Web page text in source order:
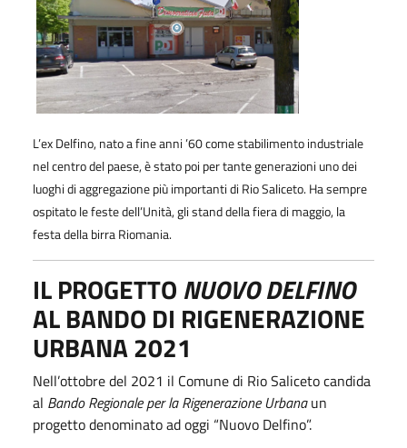
L’ex Delfino, nato a fine anni ’60 come stabilimento industriale
nel centro del paese, è stato poi per tante generazioni uno dei
luoghi di aggregazione più importanti di Rio Saliceto. Ha sempre
ospitato le feste dell’Unità, gli stand della fiera di maggio, la
festa della birra Riomania.
IL PROGETTO NUOVO DELFINO
AL BANDO DI RIGENERAZIONE
URBANA 2021
Nell’ottobre del 2021 il Comune di Rio Saliceto candida
al Bando Regionale per la Rigenerazione Urbanaun
progetto denominato ad oggi “Nuovo Delfino”.